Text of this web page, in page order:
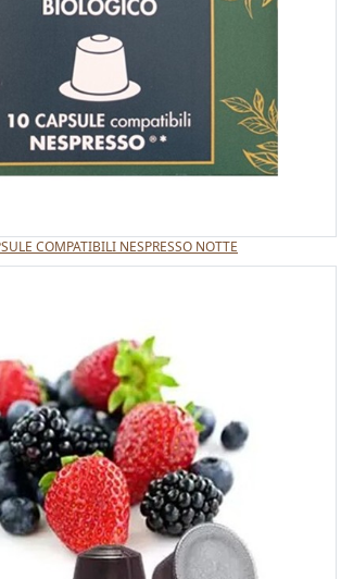
COMPATIBILI NESPRESSO NOTTE